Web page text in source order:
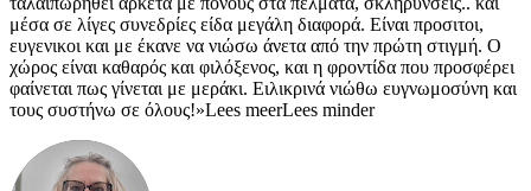
μέσα σε λίγες συνεδρίες είδα μεγάλη διαφορά. Είναι προσιτοι,
ευγενικοι και με έκανε να νιώσω άνετα από την πρώτη στιγμή. Ο
χώρος είναι καθαρός και φιλόξενος, και η φροντίδα που προσφέρει
φαίνεται πως γίνεται με μεράκι. Ειλικρινά νιώθω ευγνωμοσύνη και
τους συστήνω σε όλους!»Lees meerLees minder